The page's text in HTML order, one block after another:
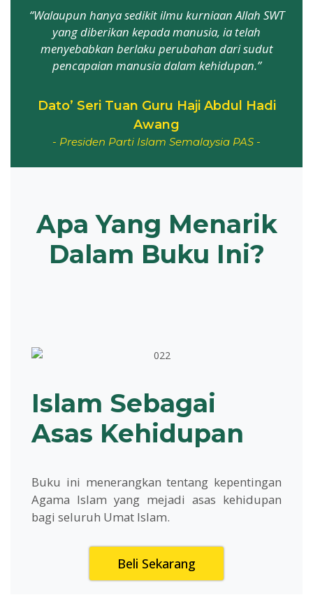
“Walaupun hanya sedikit ilmu kurniaan Allah SWT
yang diberikan kepada manusia, ia telah
menyebabkan berlaku perubahan dari sudut
pencapaian manusia dalam kehidupan.”
Dato’ Seri Tuan Guru Haji Abdul Hadi
Awang
- Presiden Parti Islam Semalaysia PAS -
Apa Yang Menarik
Dalam Buku Ini?
Islam Sebagai
Asas Kehidupan
Buku ini menerangkan tentang kepentingan
Agama Islam yang mejadi asas kehidupan
bagi seluruh Umat Islam.
Beli Sekarang